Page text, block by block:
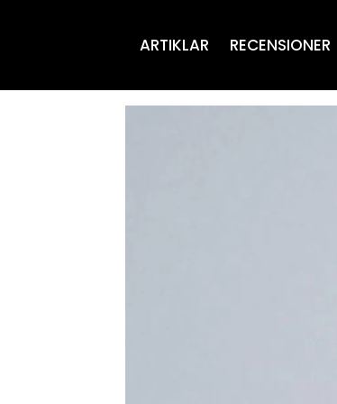
ARTIKLAR RECENSIONER